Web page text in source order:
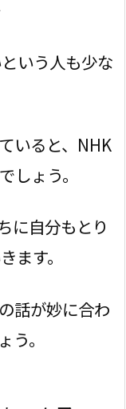
いう人も少な
いると、NHK
しょう。
に自分もとり
ます。
話が妙に合わ
。